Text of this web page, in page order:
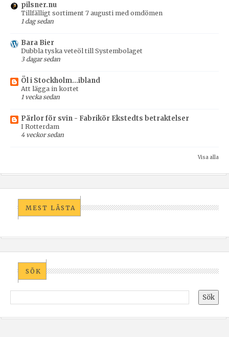
pilsner.nu
Tillfälligt sortiment 7 augusti med omdömen
1 dag sedan
Bara Bier
Dubbla tyska veteöl till Systembolaget
3 dagar sedan
Öl i Stockholm...ibland
Att lägga in kortet
1 vecka sedan
Pärlor för svin - Fabrikör Ekstedts betraktelser
I Rotterdam
4 veckor sedan
Visa alla
MEST LÄSTA
SÖK